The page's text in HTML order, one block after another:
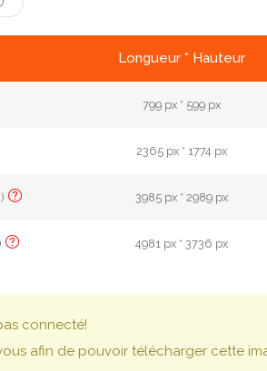
Longueur * Hauteur
799 px * 599 px
2365 px * 1774 px
3985 px * 2989 px
4981 px * 3736 px
connecté!
afin de pouvoir télécharger cette